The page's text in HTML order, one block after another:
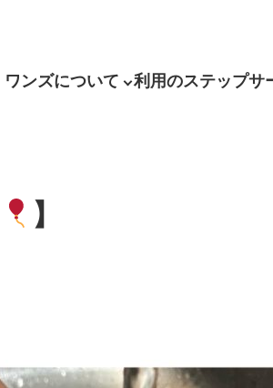
ワンズについて 利用のステップサ
】